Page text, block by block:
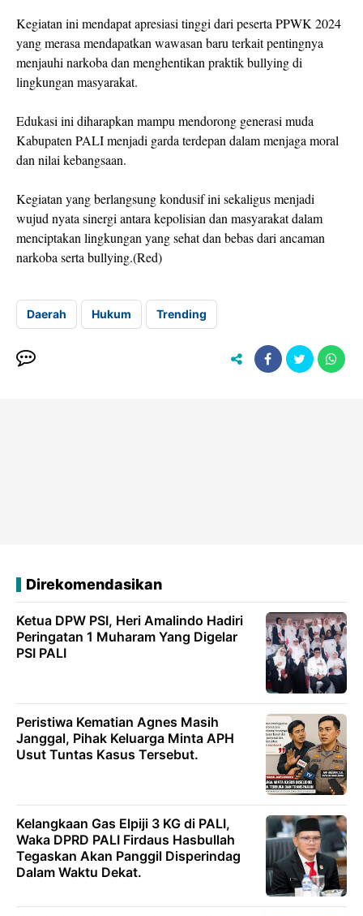
Kegiatan ini mendapat apresiasi tinggi dari peserta PPWK 2024
yang merasa mendapatkan wawasan baru terkait pentingnya
menjauhi narkoba dan menghentikan praktik bullying di
lingkungan masyarakat.
Edukasi ini diharapkan mampu mendorong generasi muda
Kabupaten PALI menjadi garda terdepan dalam menjaga moral
dan nilai kebangsaan.
Kegiatan yang berlangsung kondusif ini sekaligus menjadi
wujud nyata sinergi antara kepolisian dan masyarakat dalam
menciptakan lingkungan yang sehat dan bebas dari ancaman
narkoba serta bullying.(Red)
Daerah Hukum Trending
Direkomendasikan
Ketua DPW PSI, Heri Amalindo Hadiri
Peringatan 1 Muharam Yang Digelar
PSI PALI
Peristiwa Kematian Agnes Masih
Janggal, Pihak Keluarga Minta APH
Usut Tuntas Kasus Tersebut.
Kelangkaan Gas Elpiji 3 KG di PALI,
Waka DPRD PALI Firdaus Hasbullah
Tegaskan Akan Panggil Disperindag
Dalam Waktu Dekat.